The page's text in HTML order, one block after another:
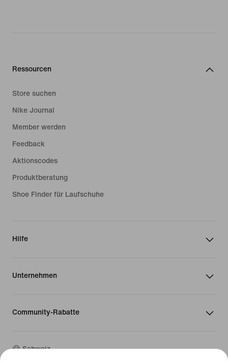
Ressourcen
Store suchen
Nike Journal
Member werden
Feedback
Aktionscodes
Produktberatung
Shoe Finder für Laufschuhe
Hilfe
Unternehmen
Community-Rabatte
Schweiz